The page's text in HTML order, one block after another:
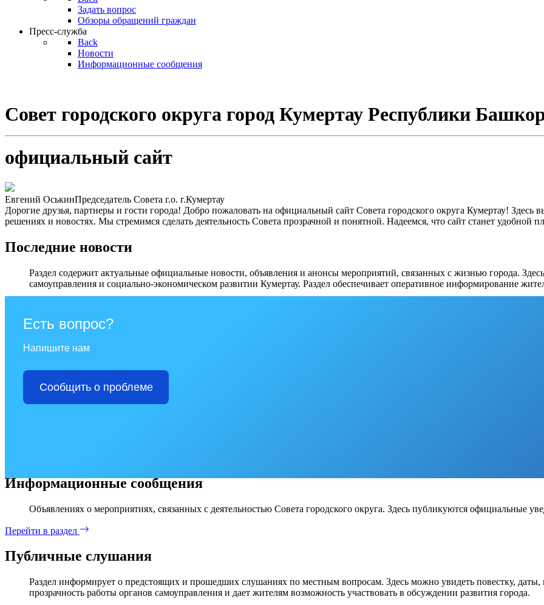
Задать вопрос
Обзоры обращений граждан
Пресс-служба
Back
Новости
Информационные сообщения
Совет городского округа город Кумертау Республики
официальный сайт
Евгений ОськинПредседатель Совета г.о. г.Кумертау
Дорогие друзья, партнеры и гости города! Добро пожаловать на официальный сайт Совета городского округа Кумертау! Здесь
решениях и новостях. Мы стремимся сделать деятельность Совета прозрачной и понятной. Надеемся, что сайт станет
Последние новости
Раздел содержит актуальные официальные новости, объявления и анонсы мероприятий, связанных с жизнью города.
самоуправления и социально-экономическом развитии Кумертау. Раздел обеспечивает оперативное информирование
Есть вопрос?
Напишите нам
Сообщить о проблеме
Информационные сообщения
Объявлениях о мероприятиях, связанных с деятельностью Совета городского округа. Здесь публикуются официальные
Перейти в раздел
Публичные слушания
Раздел информирует о предстоящих и прошедших слушаниях по местным вопросам. Здесь можно увидеть повестку,
прозрачность работы органов самоуправления и дает жителям возможность участвовать в обсуждении развития города.